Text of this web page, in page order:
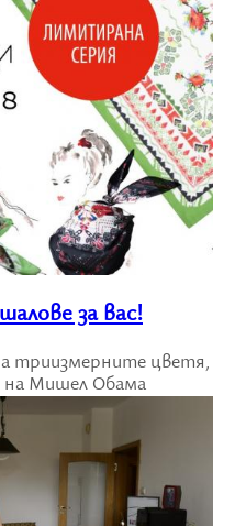
за вас!
триизмерните цветя,
на Мишел Обама